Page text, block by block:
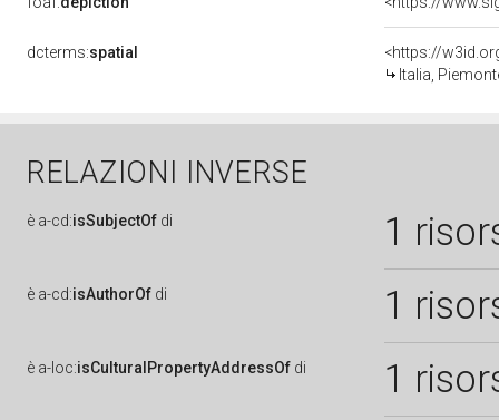
dcterms:spatial
<https://
Italia,
RELAZIONI INVERSE
è a-cd:isSubjectOf di 1
è a-cd:isAuthorOf di 1
è a-loc:isCulturalPropertyAddressOf di 1